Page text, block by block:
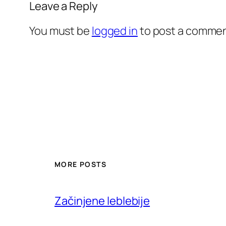
Leave a Reply
You must be logged into post a
MORE POSTS
Začinjene leblebije